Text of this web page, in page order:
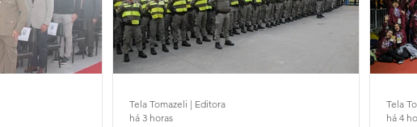
Tela Tomazeli | Editora
há 3 horas
Tela
há 4